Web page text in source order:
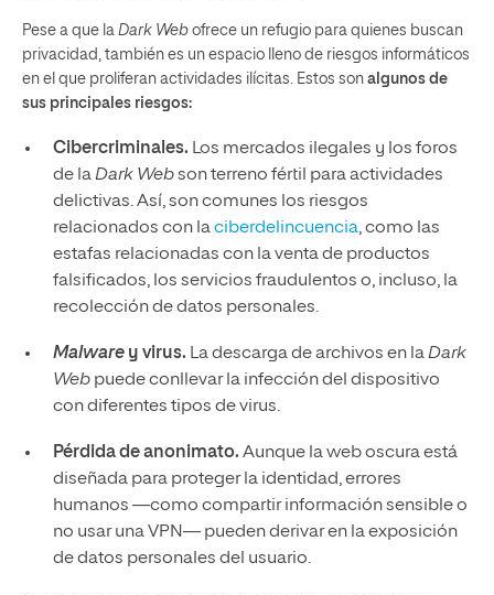
Pese a que la Dark Web ofrece un refugio para quienes buscan
privacidad, también es un espacio lleno de riesgos informáticos
en el que proliferan actividades ilícitas. Estos son algunos de
sus principales riesgos:
Cibercriminales. Los mercados ilegales y los foros
de laDark Webson terreno fértil para actividades
delictivas. Así, son comunes los riesgos
relacionados con laciberdelincuencia, como las
estafas relacionadas con la venta de productos
falsificados, los servicios fraudulentos o, incluso, la
recolección de datos personales.
Malware y virus. La descarga de archivos en laDark
Webpuede conllevar la infección del dispositivo
con diferentes tipos de virus.
Pérdida de anonimato. Aunque la web oscura está
diseñada para proteger la identidad, errores
humanos —como compartir información sensible o
no usar una VPN— pueden derivar en la exposición
de datos personales del usuario.